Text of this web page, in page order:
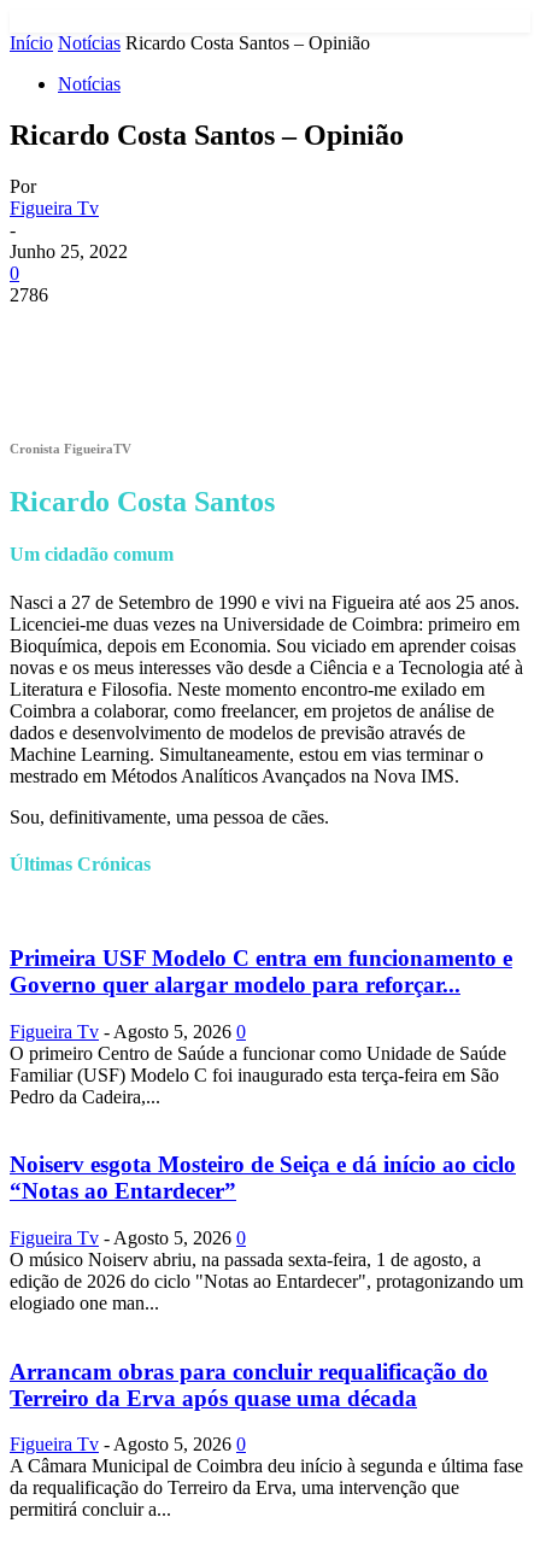
Início Notícias Ricardo Costa Santos – Opinião
Notícias
Ricardo Costa Santos – Opinião
Por
Figueira Tv
-
Junho 25, 2022
0
2786
Cronista FigueiraTV
Ricardo Costa Santos
Um cidadão comum
Nasci a 27 de Setembro de 1990 e vivi na Figueira até aos 25 anos.
Licenciei-me duas vezes na Universidade de Coimbra: primeiro em
Bioquímica, depois em Economia. Sou viciado em aprender coisas
novas e os meus interesses vão desde a Ciência e a Tecnologia até à
Literatura e Filosofia. Neste momento encontro-me exilado em
Coimbra a colaborar, como freelancer, em projetos de análise de
dados e desenvolvimento de modelos de previsão através de
Machine Learning. Simultaneamente, estou em vias terminar o
mestrado em Métodos Analíticos Avançados na Nova IMS.
Sou, definitivamente, uma pessoa de cães.
Últimas Crónicas
Primeira USF Modelo C entra em funcionamento e
Governo quer alargar modelo para reforçar...
Figueira Tv - Agosto 5, 2026 0
O primeiro Centro de Saúde a funcionar como Unidade de Saúde
Familiar (USF) Modelo C foi inaugurado esta terça-feira em São
Pedro da Cadeira,...
Noiserv esgota Mosteiro de Seiça e dá início ao ciclo
“Notas ao Entardecer”
Figueira Tv - Agosto 5, 2026 0
O músico Noiserv abriu, na passada sexta-feira, 1 de agosto, a
edição de 2026 do ciclo "Notas ao Entardecer", protagonizando um
elogiado one man...
Arrancam obras para concluir requalificação do
Terreiro da Erva após quase uma década
Figueira Tv -Agosto 5, 2026 0
A Câmara Municipal de Coimbra deu início à segunda e última fase
da requalificação do Terreiro da Erva, uma intervenção que
permitirá concluir a...